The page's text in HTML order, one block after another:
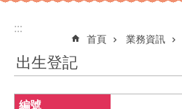
:::
:::
首頁 業務資訊
出生登記